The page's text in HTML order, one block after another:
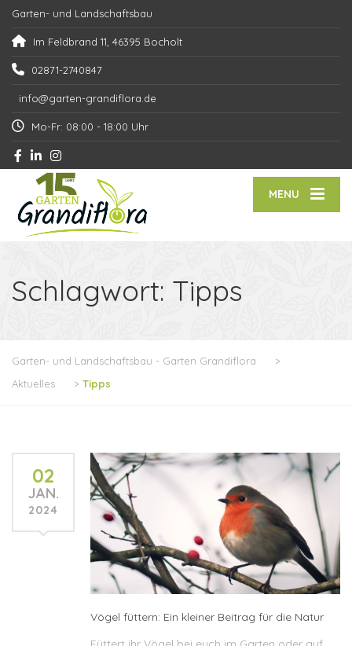
Garten- und Landschaftsbau
Im Feldbrand 11, 46395 Bocholt
02871-2740847
info@garten-grandiflora.de
Mo-Fr: 08:00 - 18:00 Uhr
MENU
Schlagwort: Tipps
Garten- und Landschaftsbau - Garten Grandiflora
>
Aktuelles
> Tipps
02
JAN.
2024
Vögel füttern: Ein kleiner Beitrag für die Natur